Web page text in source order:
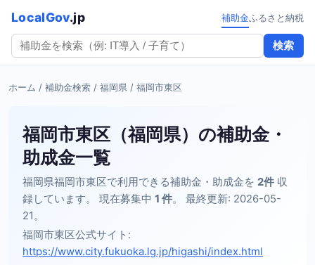
LocalGov.jp
検索
補助金ふるさと納税
ホーム / 補助金検索 / 福岡県 / 福岡市東区
福岡市東区（福岡県）の補助金・
助成金一覧
福岡県福岡市東区で利用できる補助金・助成金を 2件 収
録しています。 現在募集中 1 件。 最終更新: 2026-05-
21。
福岡市東区公式サイト:
https://www.city.fukuoka.lg.jp/higashi/index.html